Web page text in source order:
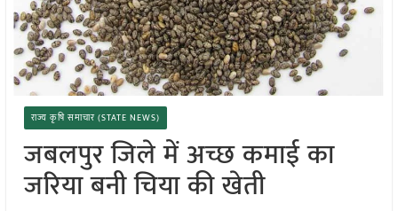
राज्य कृषि समाचार (STATE NEWS)
जबलपुर जिले में अच्छ कमाई का
जरिया बनी चिया की खेती